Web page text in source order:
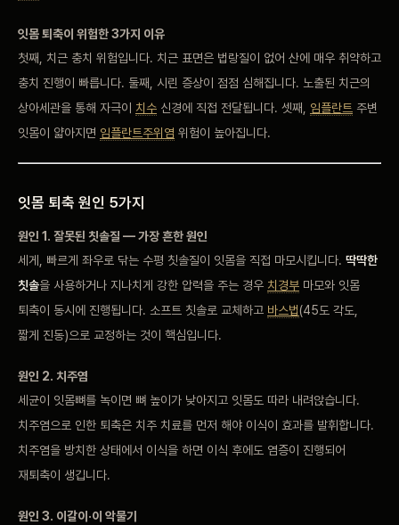
잇몸 퇴축이 위험한 3가지 이유
첫째, 치근 충치 위험입니다. 치근 표면은 법랑질이 없어 산에 매우 취약하고
충치 진행이 빠릅니다. 둘째, 시린 증상이 점점 심해집니다. 노출된 치근의
상아세관을 통해 자극이 치수 신경에 직접 전달됩니다. 셋째, 임플란트 주변
잇몸이 얇아지면 임플란트주위염 위험이 높아집니다.
잇몸 퇴축 원인 5가지
원인 1. 잘못된 칫솔질 — 가장 흔한 원인
세게, 빠르게 좌우로 닦는 수평 칫솔질이 잇몸을 직접 마모시킵니다. 딱딱한
칫솔을 사용하거나 지나치게 강한 압력을 주는 경우 치경부 마모와 잇몸
퇴축이 동시에 진행됩니다. 소프트 칫솔로 교체하고 바스법(45도 각도,
짧게 진동)으로 교정하는 것이 핵심입니다.
원인 2. 치주염
세균이 잇몸뼈를 녹이면 뼈 높이가 낮아지고 잇몸도 따라 내려앉습니다.
치주염으로 인한 퇴축은 치주 치료를 먼저 해야 이식이 효과를 발휘합니다.
치주염을 방치한 상태에서 이식을 하면 이식 후에도 염증이 진행되어
재퇴축이 생깁니다.
원인 3. 이갈이·이 악물기